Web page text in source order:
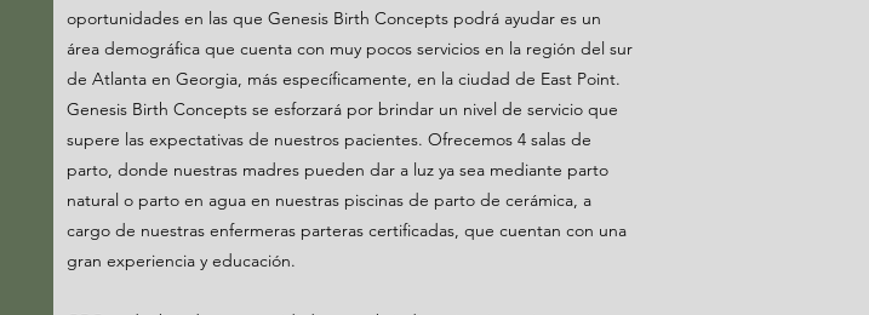
oportunidades en las que Genesis Birth Concepts podrá ayudar es un
área demográfica que cuenta con muy pocos servicios en la región del sur
de Atlanta en Georgia, más específicamente, en la ciudad de East Point.
Genesis Birth Concepts se esforzará por brindar un nivel de servicio que
supere las expectativas de nuestros pacientes. Ofrecemos 4 salas de
parto, donde nuestras madres pueden dar a luz ya sea mediante parto
natural o parto en agua en nuestras piscinas de parto de cerámica, a
cargo de nuestras enfermeras parteras certificadas, que cuentan con una
gran experiencia y educación.